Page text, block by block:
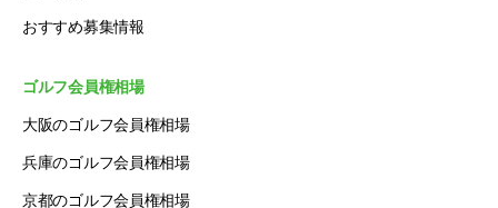
おすすめ募集情報
ゴルフ会員権相場
大阪のゴルフ会員権相場
兵庫のゴルフ会員権相場
京都のゴルフ会員権相場